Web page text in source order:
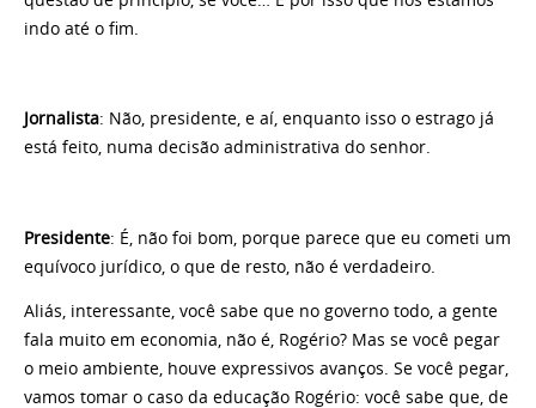
indo até o fim.
Jornalista: Não, presidente, e aí, enquanto isso o estrago já
está feito, numa decisão administrativa do senhor.
Presidente: É, não foi bom, porque parece que eu cometi um
equívoco jurídico, o que de resto, não é verdadeiro.
Aliás, interessante, você sabe que no governo todo, a gente
fala muito em economia, não é, Rogério? Mas se você pegar
o meio ambiente, houve expressivos avanços. Se você pegar,
vamos tomar o caso da educação Rogério: você sabe que, de